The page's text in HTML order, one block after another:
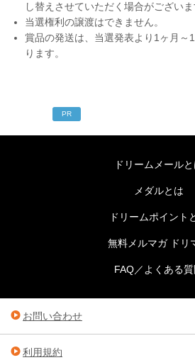
し替えさせていただく場合がございま
当選権利の譲渡はできません。
賞品の発送は、当選発表より1ヶ月～
ります。
PR
ドリームメール
メダルとは
ドリームポイント
無料メルマガ ドリ
FAQ／よくある質
お問い合わせ
利用規約